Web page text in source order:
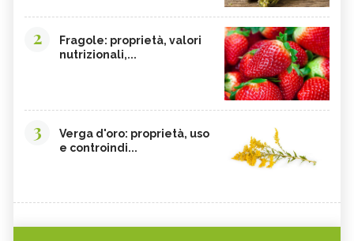
2
Fragole: proprietà, valori
nutrizionali,...
3
Verga d'oro: proprietà, uso
e controindi...